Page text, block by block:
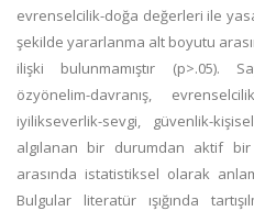
evrenselcilik-doğa değerleri ile
şekilde yararlanma alt boyutu
ilişki bulunmamıştır (p>.05).
özyönelim-davranış,
iyilikseverlik-sevgi, güvenlik-
algılanan bir durumdan aktif
arasında istatistiksel olarak
Bulgular literatür ışığında